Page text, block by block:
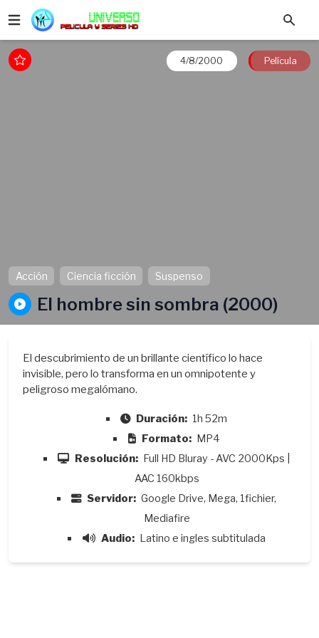
4/8/2000 Película
Acción Ciencia ficción Suspenso
El hombre sin sombra (2000)
El descubrimiento de un brillante científico lo hace
invisible, pero lo transforma en un omnipotente y
peligroso megalómano.
Duración: 1h 52m
Formato: MP4
Resolución: Full HD Bluray - AVC 2000Kps |
AAC 160kbps
Servidor: Google Drive, Mega, 1fichier,
Mediafire
Audio: Latino e ingles subtitulada